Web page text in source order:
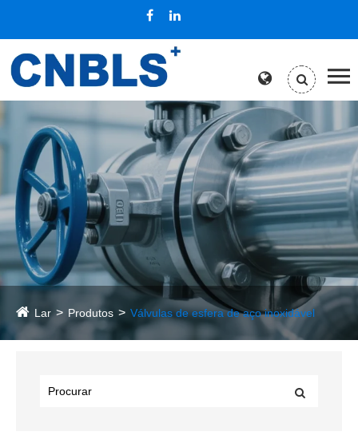
Lar Produtos Válvulas de esfera de aço inoxidável